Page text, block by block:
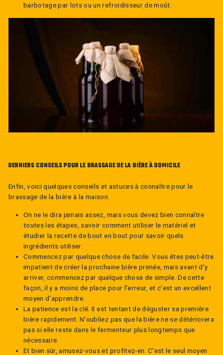
barbotage par lots ou un refroidisseur de moût.
DERNIERS CONSEILS POUR LE BRASSAGE DE LA BIÈRE À DOMICILE
Enfin, voici quelques conseils et astuces à connaître pour le
brassage de la bière à la maison.
On ne le dira jamais assez, mais vous devez bien connaître
toutes les étapes, savoir comment utiliser le matériel et
étudier la recette de bout en bout pour savoir quels
ingrédients utiliser.
Commencez par quelque chose de facile. Vous êtes peut-être
impatient de créer la prochaine bière primée, mais avant d'y
arriver, commencez par quelque chose de simple. De cette
façon, il y a moins de place pour l'erreur, et c'est un excellent
moyen d'apprendre.
La patience est la clé. Il est tentant de déguster sa première
bière rapidement. N'oubliez pas que la bière ne se détériorera
pas si elle reste dans le fermenteur plus longtemps que
nécessaire.
Et bien sûr, amusez-vous et profitez-en. C'est le seul moyen